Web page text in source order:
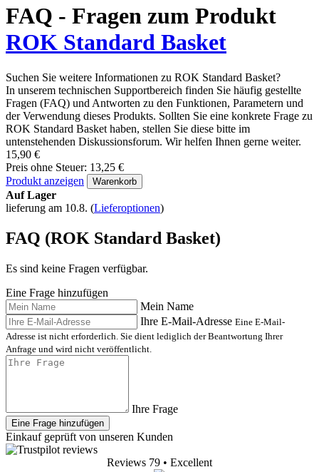
FAQ - Fragen zum Produkt
ROK Standard Basket
Suchen Sie weitere Informationen zu ROK Standard Basket?
In unserem technischen Supportbereich finden Sie häufig gestellte
Fragen (FAQ) und Antworten zu den Funktionen, Parametern und
der Verwendung dieses Produkts. Sollten Sie eine konkrete Frage zu
ROK Standard Basket haben, stellen Sie diese bitte im
untenstehenden Diskussionsforum. Wir helfen Ihnen gerne weiter.
15,90 €
Preis ohne Steuer: 13,25 €
Produkt anzeigen
Warenkorb
Auf Lager
lieferung am 10.8. (Lieferoptionen)
FAQ (ROK Standard Basket)
Es sind keine Fragen verfügbar.
Eine Frage hinzufügen
Mein Name
Ihre E-Mail-Adresse Eine E-Mail-
Adresse ist nicht erforderlich. Sie dient lediglich der Beantwortung Ihrer
Anfrage und wird nicht veröffentlicht.
Ihre Frage
Eine Frage hinzufügen
Einkauf geprüft von unseren Kunden
Reviews 79 • Excellent